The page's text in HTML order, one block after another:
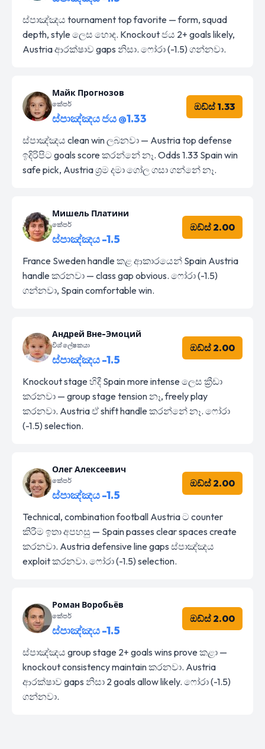
ස්පාඤ්ඤය tournament top favorite — form, squad
depth, style ලෙස හොඳ. Knockout ජය 2+ goals likely,
Austria ආරක්ෂාව gaps නිසා. ෆෝරා (-1.5) ගන්නවා.
Майк Прогнозов
කේපර්
ස්පාඤ්ඤය ජය @1.33
ඔඩ්ස් 1.33
ස්පාඤ්ඤය clean win ලබනවා — Austria top defense
ඉදිරිපිට goals score කරන්නේ නෑ. Odds 1.33 Spain win
safe pick, Austria ශ්‍රම දමා ගෝල ගසා ගන්නේ නෑ.
Мишель Платини
කේපර්
ස්පාඤ්ඤය -1.5
ඔඩ්ස් 2.00
France Sweden handle කළ ආකාරයෙන් Spain Austria
handle කරනවා — class gap obvious. ෆෝරා (-1.5)
ගන්නවා, Spain comfortable win.
Андрей Вне-Эмоций
විශ්ලේෂකයා
ස්පාඤ්ඤය -1.5
ඔඩ්ස් 2.00
Knockout stage හිදී Spain more intense ලෙස ක්‍රීඩා
කරනවා — group stage tension නෑ, freely play
කරනවා. Austria ඒ shift handle කරන්නේ නෑ. ෆෝරා
(-1.5) selection.
Олег Алексеевич
කේපර්
ස්පාඤ්ඤය -1.5
ඔඩ්ස් 2.00
Technical, combination football Austria ට counter
කිරීම ඉතා අපහසු — Spain passes clear spaces create
කරනවා. Austria defensive line gaps ස්පාඤ්ඤය
exploit කරනවා. ෆෝරා (-1.5) selection.
Роман Воробьёв
කේපර්
ස්පාඤ්ඤය -1.5
ඔඩ්ස් 2.00
ස්පාඤ්ඤය group stage 2+ goals wins prove කළා —
knockout consistency maintain කරනවා. Austria
ආරක්ෂාව gaps නිසා 2 goals allow likely. ෆෝරා (-1.5)
ගන්නවා.